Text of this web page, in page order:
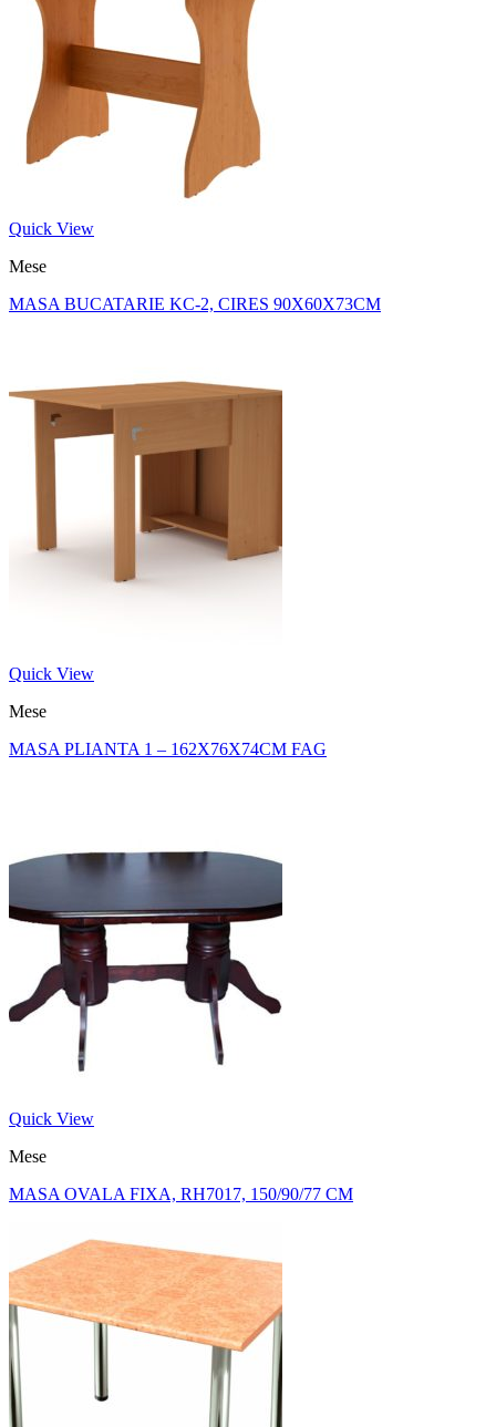
Quick View
Mese
MASA BUCATARIE KC-2, CIRES 90X60X73CM
Quick View
Mese
MASA PLIANTA 1 – 162X76X74CM FAG
Quick View
Mese
MASA OVALA FIXA, RH7017, 150/90/77 CM